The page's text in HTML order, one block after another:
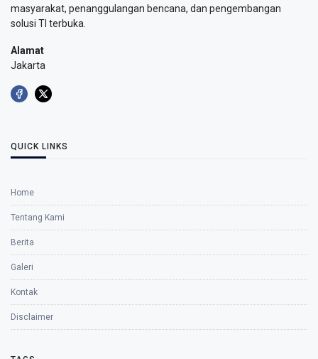
masyarakat, penanggulangan bencana, dan pengembangan
solusi TI terbuka.
Alamat
Jakarta
QUICK LINKS
Home
Tentang Kami
Berita
Galeri
Kontak
Disclaimer